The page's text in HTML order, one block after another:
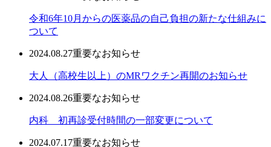
令和6年10月からの医薬品の自己負担の新たな仕組みに
ついて
2024.08.27重要なお知らせ
大人（高校生以上）のMRワクチン再開のお知らせ
2024.08.26重要なお知らせ
内科 初再診受付時間の一部変更について
2024.07.17重要なお知らせ